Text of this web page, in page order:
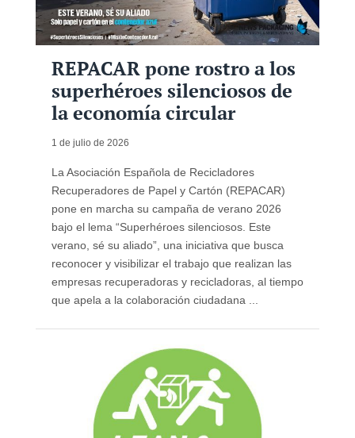
REPACAR pone rostro a los
superhéroes silenciosos de
la economía circular
1 de julio de 2026
La Asociación Española de Recicladores
Recuperadores de Papel y Cartón (REPACAR)
pone en marcha su campaña de verano 2026
bajo el lema “Superhéroes silenciosos. Este
verano, sé su aliado”, una iniciativa que busca
reconocer y visibilizar el trabajo que realizan las
empresas recuperadoras y recicladoras, al tiempo
que apela a la colaboración ciudadana ...